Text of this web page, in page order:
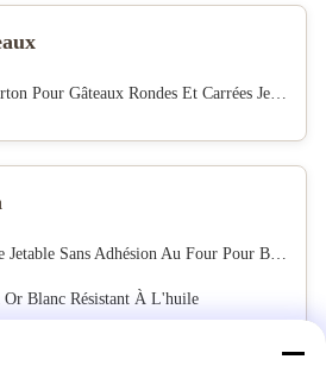
Pour Gâteaux Rondes Et Carrées Jetables
Sans Adhésion Au Four Pour Boulangerie À Domicile
Or Blanc Résistant À L'huile